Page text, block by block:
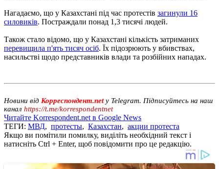
Нагадаємо, що у Казахстані під час протестів загинули 16
силовиків. Постраждали понад 1,3 тисячі людей.
Також стало відомо, що у Казахстані кількість затриманих
перевищила п'ять тисяч осіб. Їх підозрюють у вбивствах,
насильстві щодо представників влади та розбійних нападах.
Новини від Корреспондент.netу Telegram. Підписуйтесь на наш
канал https://t.me/korrespondentnet
Читайте Korrespondent.net в Google News
ТЕГИ: МВД, протесты, Казахстан, акции протеста
Якщо ви помітили помилку, виділіть необхідний текст і
натисніть Ctrl + Enter, щоб повідомити про це редакцію.